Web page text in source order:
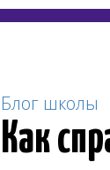
Блог школы
Как